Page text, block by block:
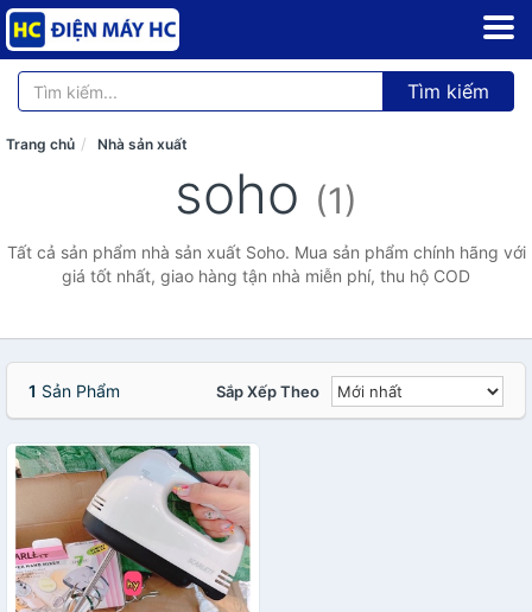
Tìm kiếm
Trang chủ Nhà sản xuất
soho (1)
Tất cả sản phẩm nhà sản xuất Soho. Mua sản phẩm chính hãng với
giá tốt nhất, giao hàng tận nhà miễn phí, thu hộ COD
1 Sản Phẩm Sắp Xếp Theo